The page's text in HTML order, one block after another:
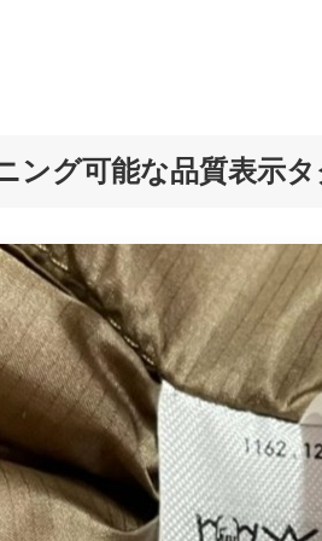
ング可能な品質表示